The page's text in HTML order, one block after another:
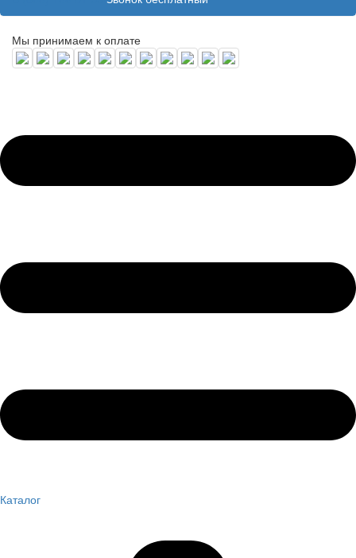
Мы принимаем к оплате
Каталог